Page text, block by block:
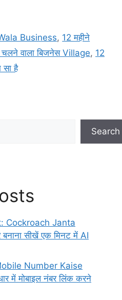
e Business, 12 महीने
चलने वाला बिजनेस Village, 12
सा है
Search
Cockroach Janta
बनाना सीखें एक मिनट में AI
Number Kaise
में मोबाइल नंबर लिंक करने